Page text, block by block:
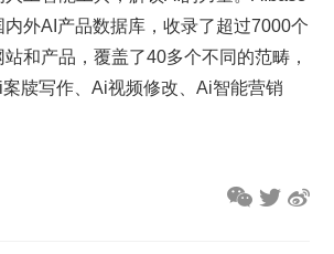
外AI产品数据库，收录了超过7000个
和产品，覆盖了40多个不同的范畴，
牍写作、Ai视频修改、Ai智能营销